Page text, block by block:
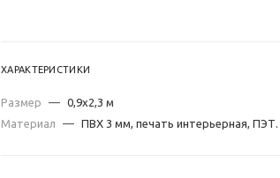
ХАРАКТЕРИСТИКИ
Размер — 0,9х2,3 м
Материал
— ПВХ 3 мм, печать интерьерная, ПЭТ.